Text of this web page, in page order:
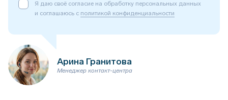
Я даю своё согласие на обработку персональных данных
и соглашаюсь с политикой конфиденциальности
Арина Гранитова
Менеджер контакт-центра